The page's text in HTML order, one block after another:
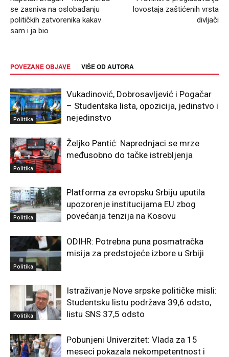
se zasniva na oslobađanju
političkih zatvorenika kakav
sam i ja bio
lovostaja zaštićenih vrsta
divljači
POVEZANE OBJAVE VIŠE OD AUTORA
Politika
Vukadinović, Dobrosavljević i Pogačar
– Studentska lista, opozicija, jedinstvo i
nejedinstvo
Politika
Željko Pantić: Naprednjaci se mrze
međusobno do tačke istrebljenja
Politika
Platforma za evropsku Srbiju uputila
upozorenje institucijama EU zbog
povećanja tenzija na Kosovu
Politika
ODIHR: Potrebna puna posmatračka
misija za predstojeće izbore u Srbiji
Politika
Istraživanje Nove srpske političke misli:
Studentsku listu podržava 39,6 odsto,
listu SNS 37,5 odsto
Pobunjeni Univerzitet: Vlada za 15
meseci pokazala nekompetentnost i